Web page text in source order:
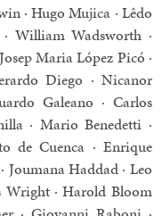
· Hugo Mujica · Lêdo
William Wadsworth ·
Maria López Picó ·
Diego · Nicanor
Galeano · Carlos
· Mario Benedetti ·
de Cuenca · Enrique
Joumana Haddad · Leo
Wright · Harold Bloom